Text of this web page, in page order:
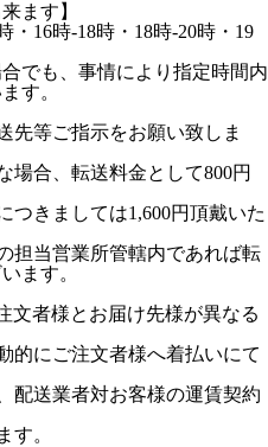
ます】
16時-18時・18時-20時・19
でも、事情により指定時間内
す。
先等ご指示をお願い致しま
場合、転送料金として800円
つきましては1,600円頂戴いた
担当営業所管轄内であれば転
ます。
文者様とお届け先様が異なる
的にご注文者様へ着払いにて
配送業者対お客様の運賃契約
す。